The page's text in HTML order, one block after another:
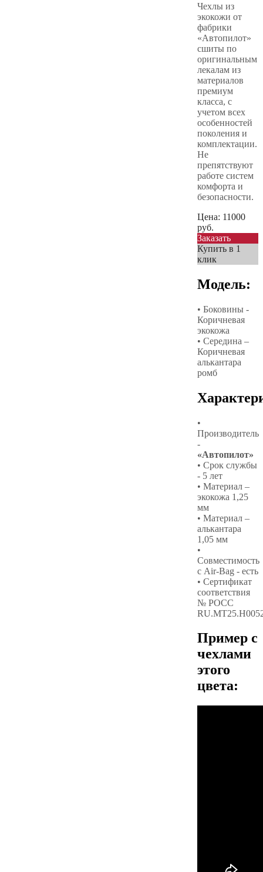
Чехлы из
экокожи от
фабрики
«Автопилот»
сшиты по
оригинальным
лекалам из
материалов
премиум
класса, с
учетом всех
особенностей
поколения и
комплектации.
Не
препятствуют
работе систем
комфорта и
безопасности.
Цена: 11000
руб.
Заказать
Купить в 1
клик
Модель:
• Боковины -
Коричневая
экокожа
• Середина –
Коричневая
алькантара
ромб
•
Производитель
-
«Автопилот»
• Срок службы
- 5 лет
• Материал –
экокожа 1,25
мм
• Материал –
алькантара
1,05 мм
•
Совместимость
с Air-Bag - есть
• Сертификат
соответствия
№ РОСС
Пример с
чехлами
этого
цвета: